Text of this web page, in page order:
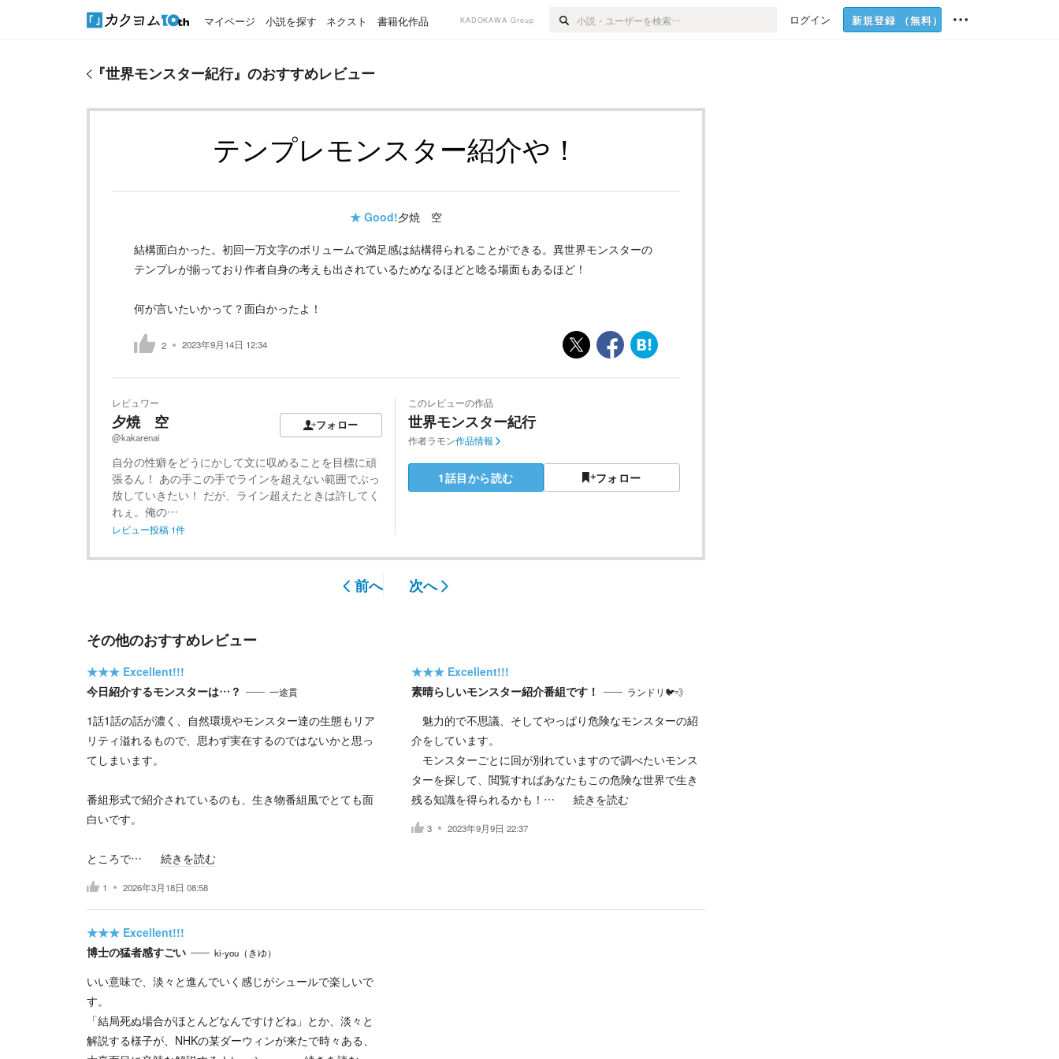
マイページ 小説を探す ネクスト 書籍化作品 KADOKAWA Group ログイン 新規登録 （無料）
『世界モンスター紀行』のおすすめレビュー
テンプレモンスター紹介や！
★ Good!夕焼 空
結構面白かった。初回一万文字のボリュームで満足感は結構得られることができる。異世界モンスターの
テンプレが揃っており作者自身の考えも出されているためなるほどと唸る場面もあるほど！
何が言いたいかって？面白かったよ！
2 2023年9月14日 12:34
レビュワー
夕焼 空
@kakarenai
フォロー
自分の性癖をどうにかして文に収めることを目標に頑
張るん！ あの手この手でラインを超えない範囲でぶっ
放していきたい！ だが、ライン超えたときは許してく
れぇ。俺の…
レビュー投稿 1件
このレビューの作品
世界モンスター紀行
作者ラモン作品情報
1話目から読む フォロー
前へ 次へ
その他のおすすめレビュー
★★★ Excellent!!!
今日紹介するモンスターは…？
一途貫
1話1話の話が濃く、自然環境やモンスター達の生態もリア
リティ溢れるもので、思わず実在するのではないかと思っ
てしまいます。
番組形式で紹介されているのも、生き物番組風でとても面
白いです。
ところで… 続きを読む
1 2026年3月18日 08:58
★★★ Excellent!!!
素晴らしいモンスター紹介番組です！
ランドリ🐦💨
魅力的で不思議、そしてやっぱり危険なモンスターの紹
介をしています。
モンスターごとに回が別れていますので調べたいモンス
ターを探して、閲覧すればあなたもこの危険な世界で生き
残る知識を得られるかも！…
続きを読む
3 2023年9月9日 22:37
★★★ Excellent!!!
博士の猛者感すごい
ki-you（きゆ）
いい意味で、淡々と進んでいく感じがシュールで楽しいで
す。
「結局死ぬ場合がほとんどなんですけどね」とか、淡々と
解説する様子が、NHKの某ダーウィンが来たで時々ある、